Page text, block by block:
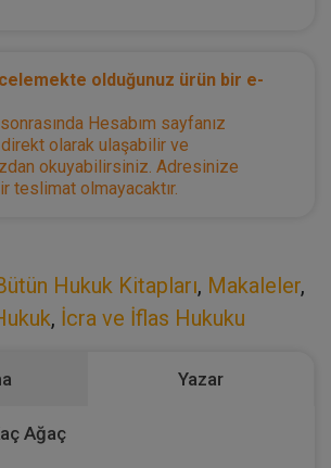
olduğunuz ürün bir e-
sonrasında Hesabım sayfanız
olarak ulaşabilir ve
okuyabilirsiniz. Adresinize
teslimat olmayacaktır.
Hukuk Kitapları, Makaleler,
, İcra ve İflas Hukuku
Yazar
Ağaç